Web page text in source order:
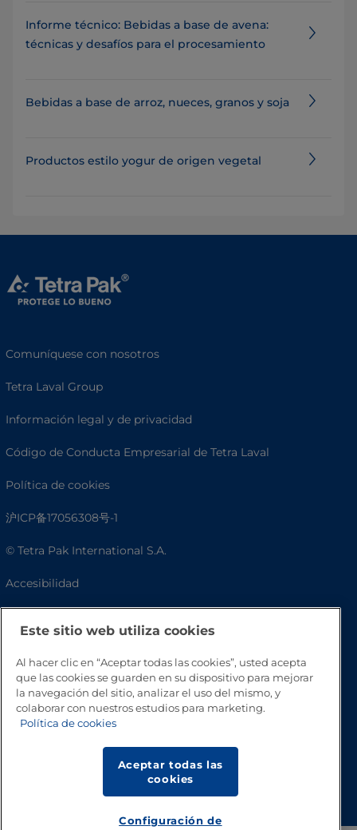
Informe técnico: Bebidas a base de avena:
técnicas y desafíos para el procesamiento
Bebidas a base de arroz, nueces, granos y soja
Productos estilo yogur de origen vegetal
Comuníquese con nosotros
Tetra Laval Group
Información legal y de privacidad
Código de Conducta Empresarial de Tetra Laval
Política de cookies
沪ICP备17056308号-1
© Tetra Pak International S.A.
Accesibilidad
Este sitio web utiliza cookies
Al hacer clic en “Aceptar todas las cookies”, usted acepta
que las cookies se guarden en su dispositivo para mejorar
la navegación del sitio, analizar el uso del mismo, y
colaborar con nuestros estudios para marketing.
Política de cookies
Aceptar todas las
cookies
Configuración de